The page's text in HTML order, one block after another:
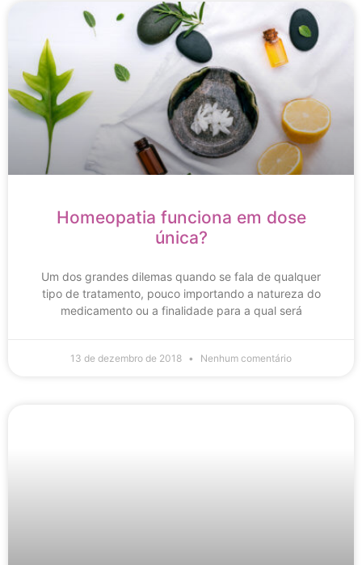
Homeopatia funciona em dose
única?
Um dos grandes dilemas quando se fala de qualquer
tipo de tratamento, pouco importando a natureza do
medicamento ou a finalidade para a qual será
13 de dezembro de 2018 Nenhum comentário